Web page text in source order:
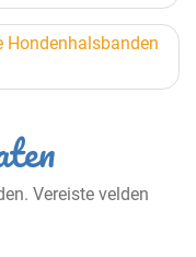
Hondenhalsbanden
Vereiste velden